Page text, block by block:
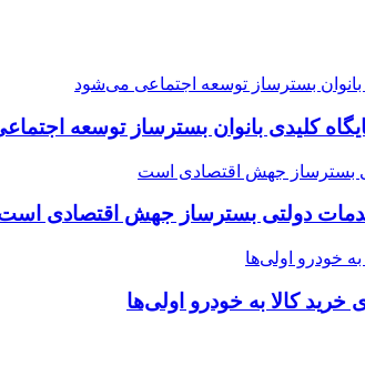
کلیدی بانوان بسترساز توسعه
دولتی بسترساز جهش اقتصادی